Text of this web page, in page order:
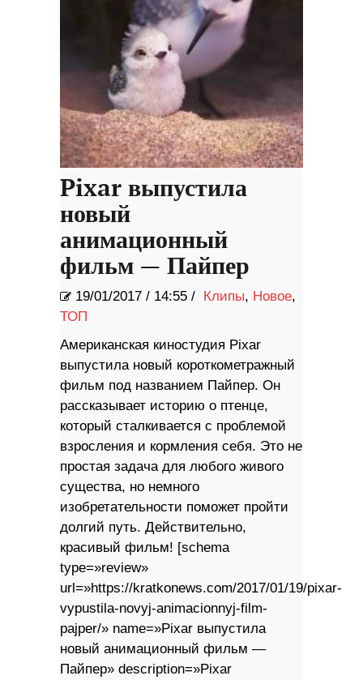
Pixar выпустила
новый
анимационный
фильм — Пайпер
19/01/2017 / 14:55 / Клипы, Новое,
ТОП
Американская киностудия Pixar
выпустила новый короткометражный
фильм под названием Пайпер. Он
рассказывает историю о птенце,
который сталкивается с проблемой
взросления и кормления себя. Это не
простая задача для любого живого
существа, но немного
изобретательности поможет пройти
долгий путь. Действительно,
красивый фильм! [schema
type=»review»
url=»https://kratkonews.com/2017/01/19/pixar-
vypustila-novyj-animacionnyj-film-
pajper/» name=»Pixar выпустила
новый анимационный фильм —
Пайпер» description=»Pixar